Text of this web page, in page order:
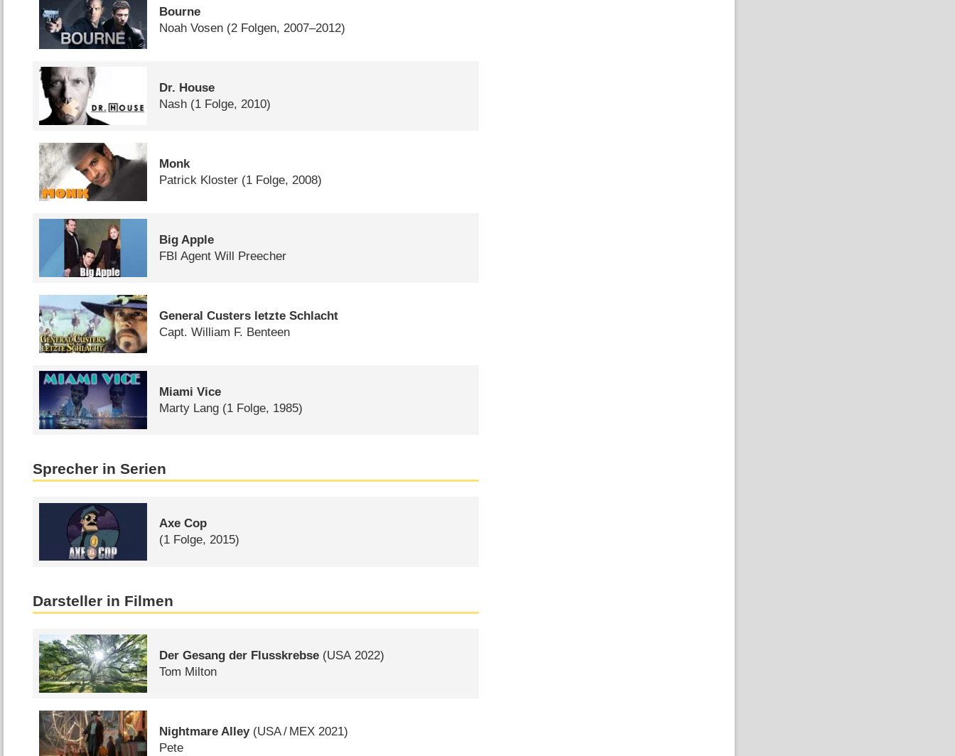
Bourne
Noah Vosen (2 Folgen, 2007–2012)
Dr. House
Nash (1 Folge, 2010)
Monk
Patrick Kloster (1 Folge, 2008)
Big Apple
FBI Agent Will Preecher
General Custers letzte Schlacht
Capt. William F. Benteen
Miami Vice
Marty Lang (1 Folge, 1985)
Sprecher in Serien
Axe Cop
(1 Folge, 2015)
Darsteller in Filmen
Der Gesang der Flusskrebse (USA2022)
Tom Milton
Nightmare Alley(USA/ MEX 2021)
Pete